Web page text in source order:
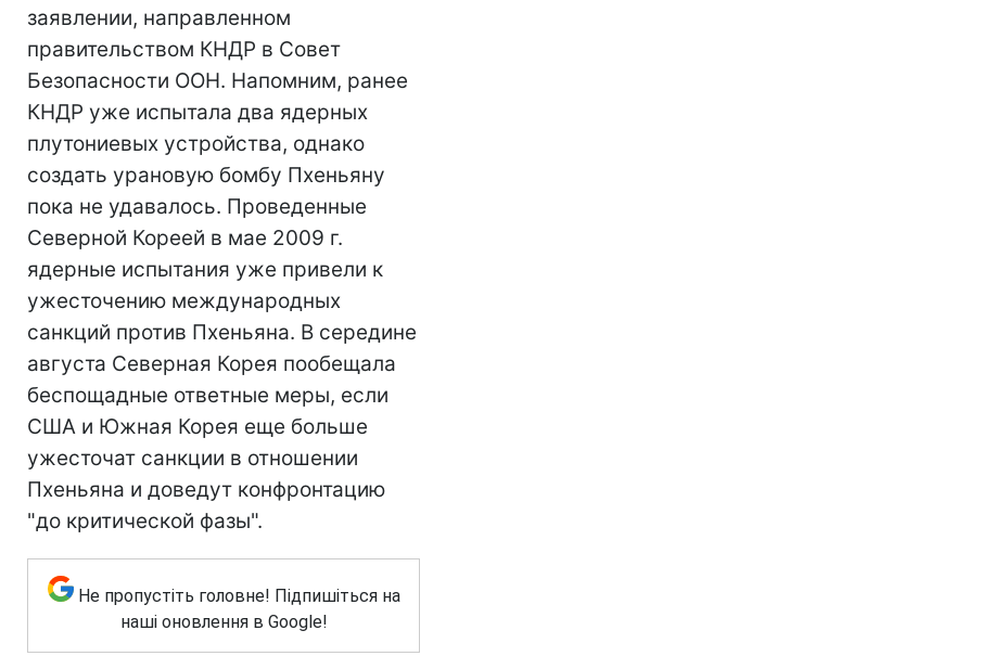
заявлении, направленном
правительством КНДР в Совет
Безопасности ООН. Напомним, ранее
КНДР уже испытала два ядерных
плутониевых устройства, однако
создать урановую бомбу Пхеньяну
пока не удавалось. Проведенные
Северной Кореей в мае 2009 г.
ядерные испытания уже привели к
ужесточению международных
санкций против Пхеньяна. В середине
августа Северная Корея пообещала
беспощадные ответные меры, если
США и Южная Корея еще больше
ужесточат санкции в отношении
Пхеньяна и доведут конфронтацию
"до критической фазы".
Не пропустіть головне! Підпишіться на
наші оновлення в Google!